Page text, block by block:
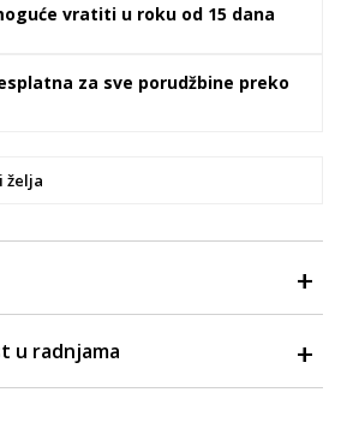
vratiti u roku od 15 dana
za sve porudžbine preko
želja
u radnjama